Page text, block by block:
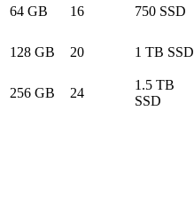
64 GB 16 750 SSD
128 GB 20 1 TB SSD
256 GB 24
1.5 TB
SSD